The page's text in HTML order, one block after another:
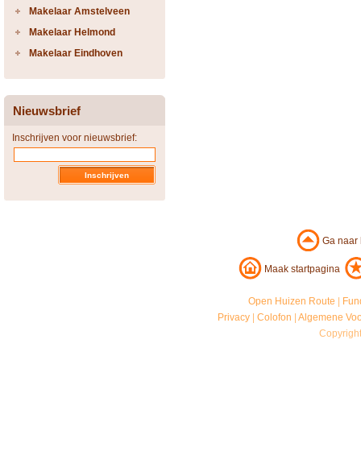
Makelaar Amstelveen
Makelaar Helmond
Makelaar Eindhoven
Nieuwsbrief
Inschrijven voor nieuwsbrief:
Ga
Maak startpagina
Open Huizen Route
Privacy |Colofon |Algemene